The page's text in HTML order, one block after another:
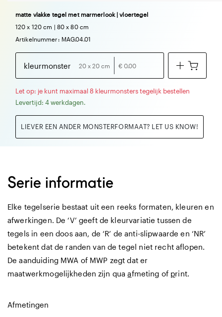
matte vlakke tegel met marmerlook | vloertegel
120 x 120 cm | 80 x 80 cm
Artikelnummer: MAG.04.01
kleurmonster 20 x 20 cm € 0.00
Let op: je kunt maximaal 8 kleurmonsters tegelijk bestellen
Levertijd: 4 werkdagen.
LIEVER EEN ANDER MONSTERFORMAAT? LET US KNOW!
Serie informatie
Elke tegelserie bestaat uit een reeks formaten, kleuren en
afwerkingen. De ‘V’ geeft de kleurvariatie tussen de
tegels in een doos aan, de ‘R’ de anti-slipwaarde en ‘NR’
betekent dat de randen van de tegel niet recht aflopen.
De aanduiding MWA of MWP zegt dat er
maatwerkmogelijkheden zijn quaafmeting of print.
Afmetingen